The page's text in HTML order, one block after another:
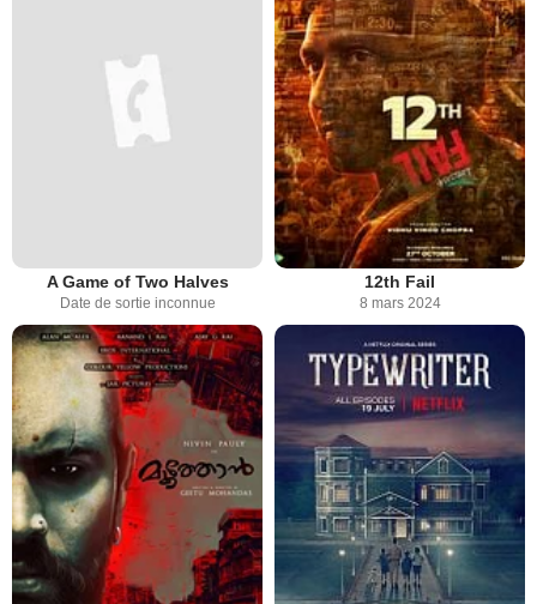
A Game of Two Halves
Date de sortie inconnue
12th Fail
8 mars 2024